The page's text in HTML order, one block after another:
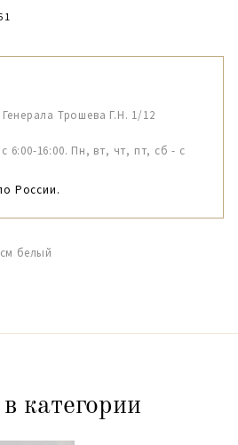
Трошева Г.Н. 1/12
6:00-16:00. Пн, вт, чт, пт, сб - с
России.
белый
категории